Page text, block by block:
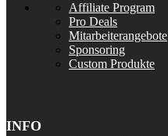
Affiliate Program
Pro Deals
Mitarbeiterangebote
Sponsoring
Custom Produkte
INFO